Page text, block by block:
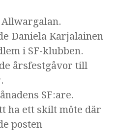
Daniela Karjalainen
i SF-klubben.
årsfestgåvor till
SF:are.
ha ett skilt möte där
posten